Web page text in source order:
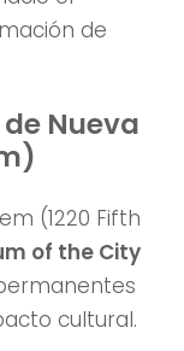
de
Nueva
(1220 Fifth
of the City
cultural.